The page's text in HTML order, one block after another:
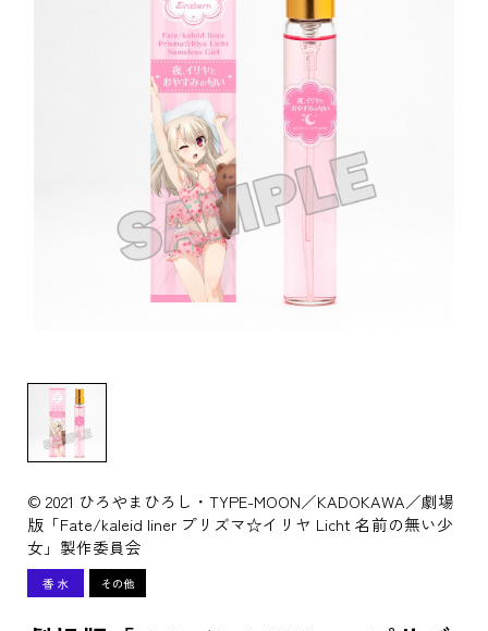
© 2021 ひろやまひろし・TYPE-MOON／KADOKAWA／劇場
版「Fate/kaleid liner プリズマ☆イリヤ Licht 名前の無い少
女」製作委員会